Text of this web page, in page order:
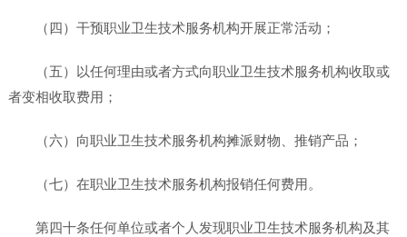
（四）干预职业卫生技术服务机构开展正常活动；
（五）以任何理由或者方式向职业卫生技术服务机构收取或
者变相收取费用；
（六）向职业卫生技术服务机构摊派财物、推销产品；
（七）在职业卫生技术服务机构报销任何费用。
第四十条任何单位或者个人发现职业卫生技术服务机构及其